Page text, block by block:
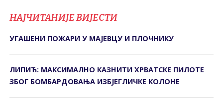
НАЈЧИТАНИЈЕ ВИЈЕСТИ
УГАШЕНИ ПОЖАРИ У МАЈЕВЦУ И ПЛОЧНИКУ
ЛИПИЋ: МАКСИМАЛНО КАЗНИТИ ХРВАТСКЕ ПИЛОТЕ
ЗБОГ БОМБАРДОВАЊА ИЗБЈЕГЛИЧКЕ КОЛОНЕ